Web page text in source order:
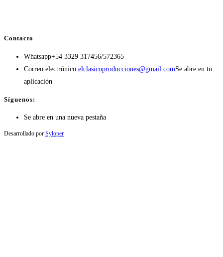
Contacto
Whatsapp+54 3329 317456/572365
Correo electrónico:elclasicoproducciones@gmail.comSe abre en tu
aplicación
Síguenos:
Se abre en una nueva pestaña
Desarrollado por Syloper